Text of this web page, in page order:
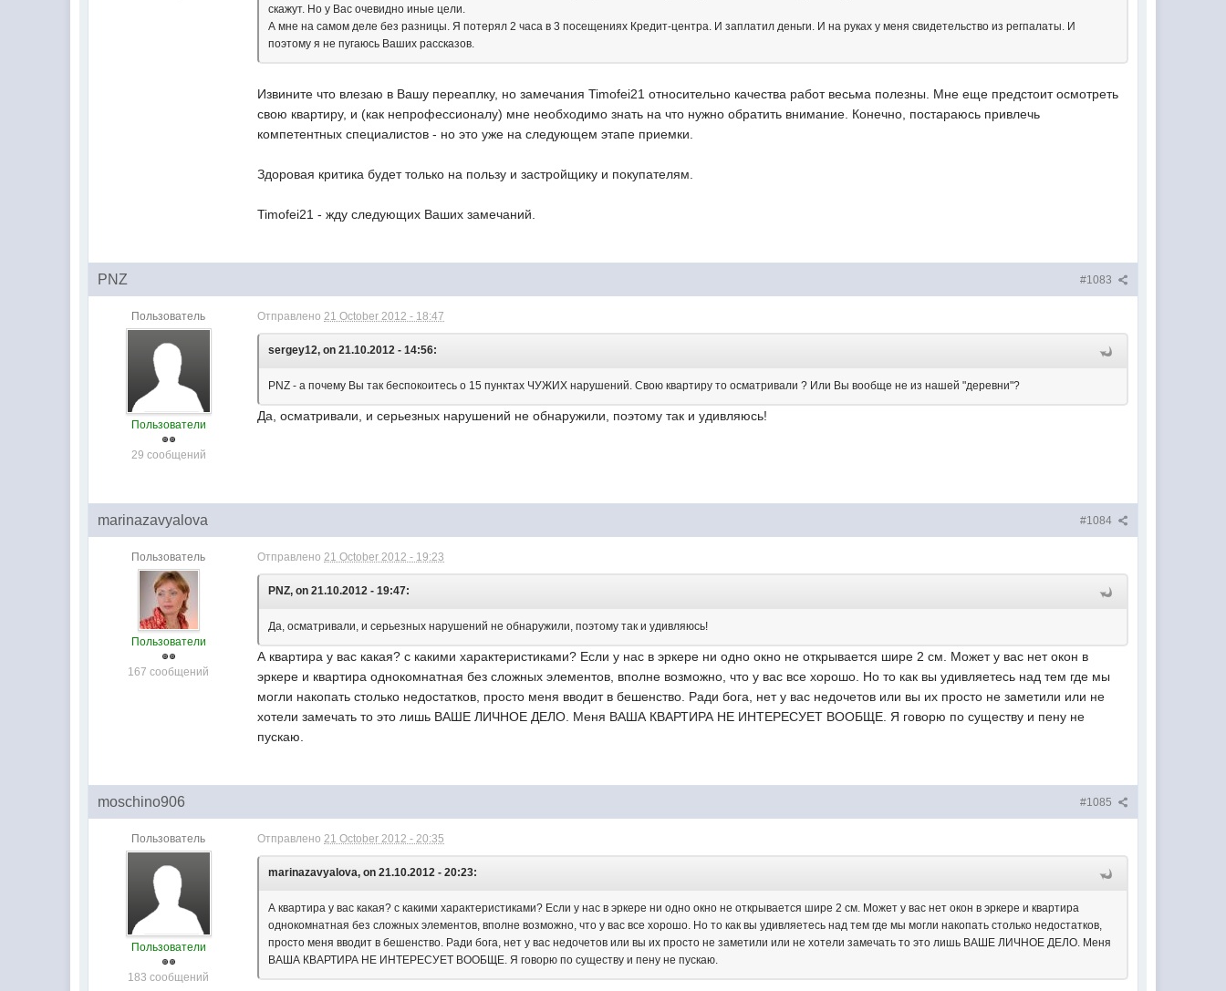
скажут. Но у Вас очевидно иные цели.
А мне на самом деле без разницы. Я потерял 2 часа в 3 посещениях Кредит-центра. И заплатил деньги. И на руках у меня свидетельство из регпалаты. И
поэтому я не пугаюсь Ваших рассказов.
Извините что влезаю в Вашу переаплку, но замечания Timofei21 относительно качества работ весьма полезны. Мне еще предстоит осмотреть
свою квартиру, и (как непрофессионалу) мне необходимо знать на что нужно обратить внимание. Конечно, постараюсь привлечь
компетентных специалистов - но это уже на следующем этапе приемки.
Здоровая критика будет только на пользу и застройщику и покупателям.
Timofei21 - жду следующих Ваших замечаний.
#1083
PNZ
Пользователь
Пользователи
29 сообщений
Отправлено21 October 2012 - 18:47
sergey12, on 21.10.2012 - 14:56:
PNZ - а почему Вы так беспокоитесь о 15 пунктах ЧУЖИХ нарушений. Свою квартиру то осматривали ? Или Вы вообще не из нашей "деревни"?
Да, осматривали, и серьезных нарушений не обнаружили, поэтому так и удивляюсь!
#1084
marinazavyalova
Пользователь
Пользователи
167 сообщений
Отправлено21 October 2012 - 19:23
PNZ, on 21.10.2012 - 19:47:
Да, осматривали, и серьезных нарушений не обнаружили, поэтому так и удивляюсь!
А квартира у вас какая? с какими характеристиками? Если у нас в эркере ни одно окно не открывается шире 2 см. Может у вас нет окон в
эркере и квартира однокомнатная без сложных элементов, вполне возможно, что у вас все хорошо. Но то как вы удивляетесь над тем где мы
могли накопать столько недостатков, просто меня вводит в бешенство. Ради бога, нет у вас недочетов или вы их просто не заметили или не
хотели замечать то это лишь ВАШЕ ЛИЧНОЕ ДЕЛО. Меня ВАША КВАРТИРА НЕ ИНТЕРЕСУЕТ ВООБЩЕ. Я говорю по существу и пену не
пускаю.
#1085
moschino906
Пользователь
Пользователи
183 сообщений
Отправлено21 October 2012 - 20:35
marinazavyalova, on 21.10.2012 - 20:23:
А квартира у вас какая? с какими характеристиками? Если у нас в эркере ни одно окно не открывается шире 2 см. Может у вас нет окон в эркере и квартира
однокомнатная без сложных элементов, вполне возможно, что у вас все хорошо. Но то как вы удивляетесь над тем где мы могли накопать столько недостатков,
просто меня вводит в бешенство. Ради бога, нет у вас недочетов или вы их просто не заметили или не хотели замечать то это лишь ВАШЕ ЛИЧНОЕ ДЕЛО. Меня
ВАША КВАРТИРА НЕ ИНТЕРЕСУЕТ ВООБЩЕ. Я говорю по существу и пену не пускаю.